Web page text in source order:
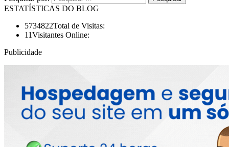
ESTATÍSTICAS DO BLOG
5734822Total de Visitas:
11Visitantes Online:
Publicidade